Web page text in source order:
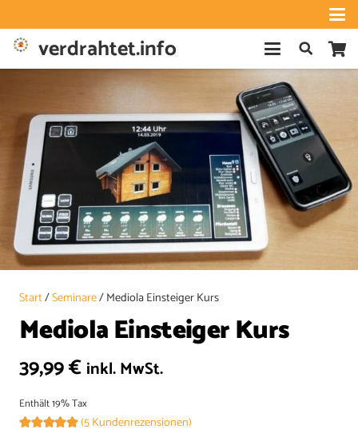
verdrahtet.info
Start/Seminare/ Mediola Einsteiger Kurs
Mediola Einsteiger Kurs
39,99€ inkl. MwSt.
Enthält 19% Tax
(5Kundenrezensionen)